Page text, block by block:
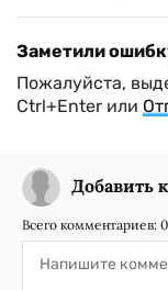
Заметили
Пожалуйста,
Ctrl+Enter или
Добавить
Всего комментариев: 0